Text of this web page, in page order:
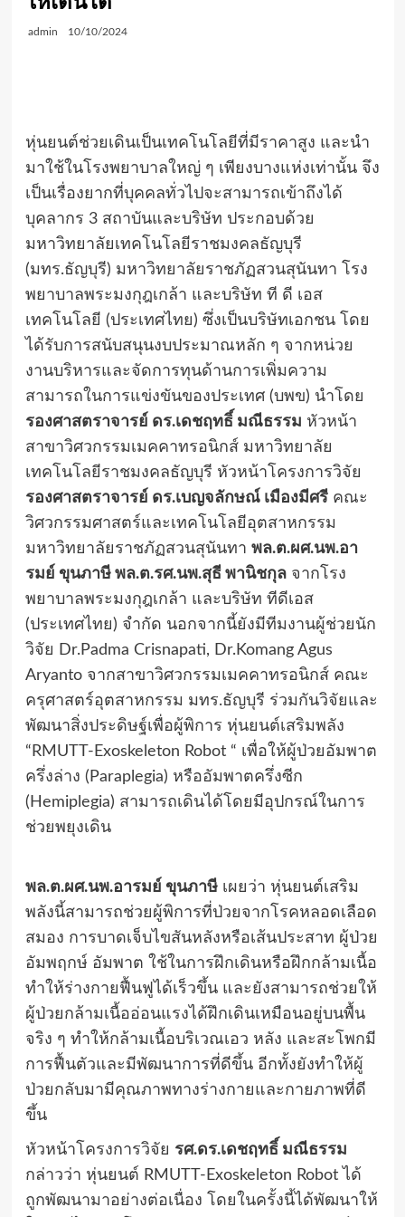
admin 10/10/2024
หุ่นยนต์ช่วยเดินเป็นเทคโนโลยีที่มีราคาสูง และนำ
มาใช้ในโรงพยาบาลใหญ่ ๆ เพียงบางแห่งเท่านั้น จึง
เป็นเรื่องยากที่บุคคลทั่วไปจะสามารถเข้าถึงได้
บุคลากร 3 สถาบันและบริษัท ประกอบด้วย
มหาวิทยาลัยเทคโนโลยีราชมงคลธัญบุรี
(มทร.ธัญบุรี) มหาวิทยาลัยราชภัฏสวนสุนันทา โรง
พยาบาลพระมงกุฎเกล้า และบริษัท ที ดี เอส
เทคโนโลยี (ประเทศไทย) ซึ่งเป็นบริษัทเอกชน โดย
ได้รับการสนับสนุนงบประมาณหลัก ๆ จากหน่วย
งานบริหารและจัดการทุนด้านการเพิ่มความ
สามารถในการแข่งขันของประเทศ (บพข) นำโดย
รองศาสตราจารย์ ดร.เดชฤทธิ์ มณีธรรม หัวหน้า
สาขาวิศวกรรมเมคคาทรอนิกส์ มหาวิทยาลัย
เทคโนโลยีราชมงคลธัญบุรี หัวหน้าโครงการวิจัย
รองศาสตราจารย์ ดร.เบญจลักษณ์ เมืองมีศรีคณะ
วิศวกรรมศาสตร์และเทคโนโลยีอุตสาหกรรม
มหาวิทยาลัยราชภัฏสวนสุนันทา พล.ต.ผศ.นพ.อา
รมย์ ขุนภาษี พล.ต.รศ.นพ.สุธี พานิชกุลจากโรง
พยาบาลพระมงกุฎเกล้า และบริษัท ทีดีเอส
(ประเทศไทย) จำกัด นอกจากนี้ยังมีทีมงานผู้ช่วยนัก
วิจัย Dr.Padma Crisnapati, Dr.Komang Agus
Aryanto จากสาขาวิศวกรรมเมคคาทรอนิกส์ คณะ
ครุศาสตร์อุตสาหกรรม มทร.ธัญบุรี ร่วมกันวิจัยและ
พัฒนาสิ่งประดิษฐ์เพื่อผู้พิการ หุ่นยนต์เสริมพลัง
“RMUTT-Exoskeleton Robot “ เพื่อให้ผู้ป่วยอัมพาต
ครึ่งล่าง (Paraplegia) หรืออัมพาตครึ่งซีก
(Hemiplegia) สามารถเดินได้โดยมีอุปกรณ์ในการ
ช่วยพยุงเดิน
พล.ต.ผศ.นพ.อารมย์ ขุนภาษีเผยว่า หุ่นยนต์เสริม
พลังนี้สามารถช่วยผู้พิการที่ป่วยจากโรคหลอดเลือด
สมอง การบาดเจ็บไขสันหลังหรือเส้นประสาท ผู้ป่วย
อัมพฤกษ์ อัมพาต ใช้ในการฝึกเดินหรือฝึกกล้ามเนื้อ
ทำให้ร่างกายฟื้นฟูได้เร็วขึ้น และยังสามารถช่วยให้
ผู้ป่วยกล้ามเนื้ออ่อนแรงได้ฝึกเดินเหมือนอยู่บนพื้น
จริง ๆ ทำให้กล้ามเนื้อบริเวณเอว หลัง และสะโพกมี
การฟื้นตัวและมีพัฒนาการที่ดีขึ้น อีกทั้งยังทำให้ผู้
ป่วยกลับมามีคุณภาพทางร่างกายและกายภาพที่ดี
ขึ้น
หัวหน้าโครงการวิจัย รศ.ดร.เดชฤทธิ์ มณีธรรม
กล่าวว่า หุ่นยนต์ RMUTT-Exoskeleton Robot ได้
ถูกพัฒนามาอย่างต่อเนื่อง โดยในครั้งนี้ได้พัฒนาให้